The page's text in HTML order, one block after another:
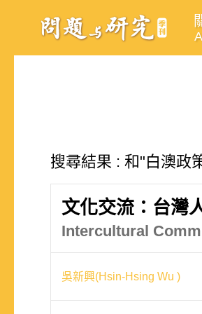
搜尋結果 : 和"白澳政
文化交流：台灣
Intercultural
吳新興(Hsin-Hsing Wu )